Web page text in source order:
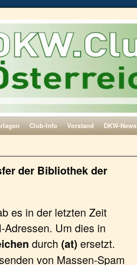
Club-Info Vorstand DKW-News
der Bibliothek der
es in der letzten Zeit
Um dies in
durch (at) ersetzt.
von Massen-Spam